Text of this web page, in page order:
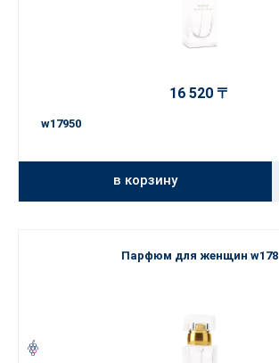
16 520 〒
w17950
в корзину
Парфюм для женщин w178